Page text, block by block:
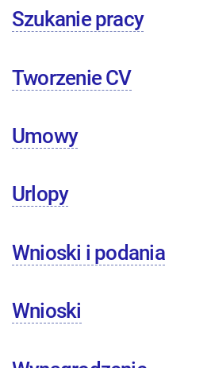
Szukanie pracy
Tworzenie CV
Umowy
Urlopy
Wnioski i podania
Wnioski